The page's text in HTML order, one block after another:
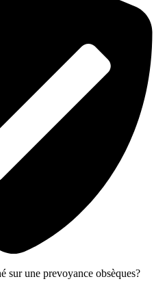
sur une prevoyance obsèques?